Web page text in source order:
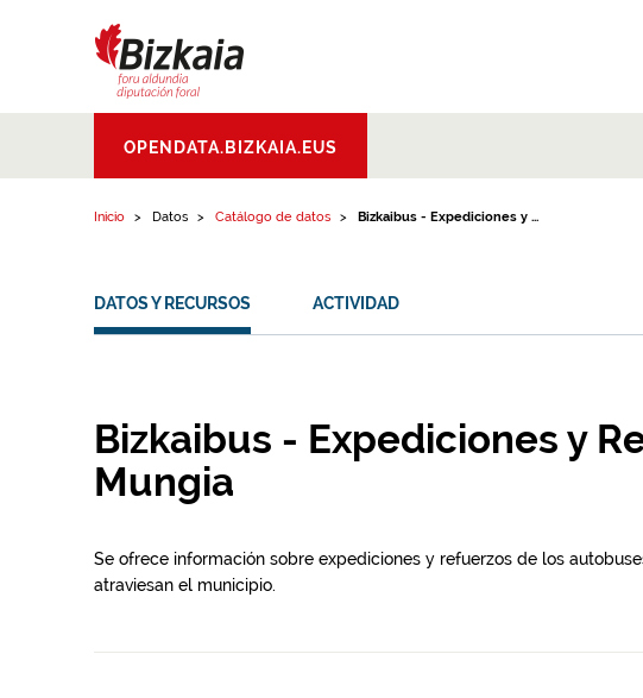
Aldundia.Diputacion
Foral de Bizkaia
OPENDATA.BIZKAIA.EUS
Inicio Datos Catálogo de datos Bizkaibus - Expediciones y ...
DATOS Y RECURSOS ACTIVIDAD
Bizkaibus - Expediciones y
Mungia
Se ofrece información sobre expediciones y refuerzos de los
atraviesan el municipio.